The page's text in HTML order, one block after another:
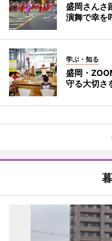
盛岡さん
演舞で幸を
学ぶ・知る
盛岡・
守る大切さ